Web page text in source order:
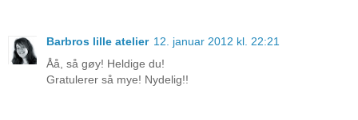
Barbros lille atelier 12. januar 2012 kl. 22:21
Åå, så gøy! Heldige du!
Gratulerer så mye! Nydelig!!